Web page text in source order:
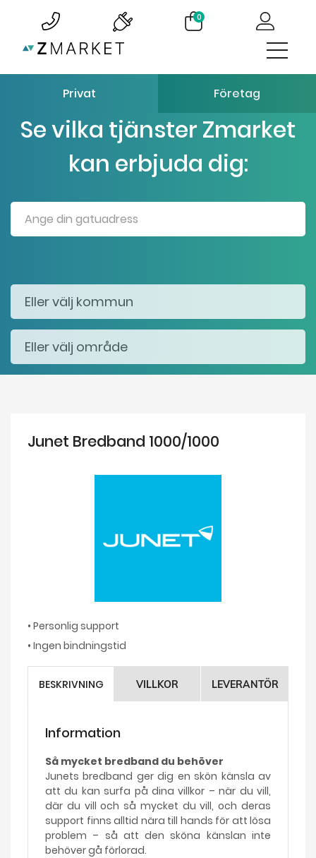
0
Privat Företag
Se vilka tjänster Zmarket
kan erbjuda dig:
Junet Bredband 1000/1000
• Personlig support
• Ingen bindningstid
BESKRIVNING VILLKOR LEVERANTÖR
Information
Så mycket bredband du behöver
Junets bredband ger dig en skön känsla av
att du kan surfa på dina villkor – när du vill,
där du vill och så mycket du vill, och deras
support finns alltid nära till hands för att lösa
problem – så att den sköna känslan inte
behöver gå förlorad.